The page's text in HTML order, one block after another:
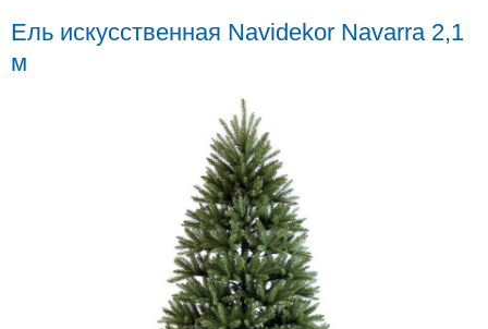
Ель искусственная Navidekor Navarra 2,1
м